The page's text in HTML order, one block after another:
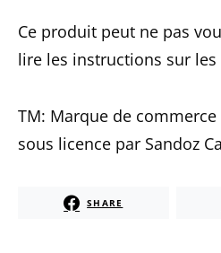
Ce produit peut ne pas
lire les instructions sur
TM: Marque de
sous licence par Sandoz
SHARE